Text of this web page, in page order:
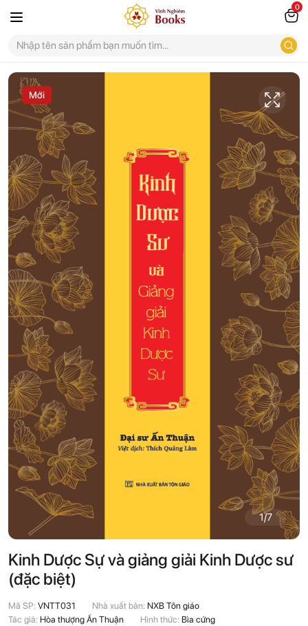
0
Mới
1/7
Kinh Dược Sự và giảng giải Kinh Dược sư
(đặc biệt)
Mã SP: VNTT031 Nhà xuất bản: NXB Tôn giáo
Tác giả: Hòa thượng Ấn Thuận Hình thức: Bìa cứng